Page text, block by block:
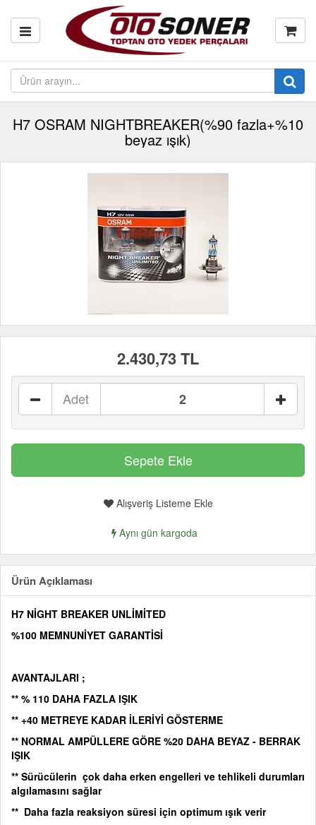
H7 OSRAM NIGHTBREAKER(%90 fazla+%10
beyaz ışık)
2.430,73 TL
Adet
Alışveriş Listeme Ekle
Aynı gün kargoda
Ürün Açıklaması
H7 NİGHT BREAKER UNLİMİTED
%100 MEMNUNİYET GARANTİSİ
AVANTAJLARI ;
** % 110 DAHA FAZLA IŞIK
** +40 METREYE KADAR İLERİYİ GÖSTERME
** NORMAL AMPÜLLERE GÖRE %20 DAHA BEYAZ - BERRAK
IŞIK
** Sürücülerin çok daha erken engelleri ve tehlikeli durumları
algılamasını sağlar
** Daha fazla reaksiyon süresi için optimum ışık verir